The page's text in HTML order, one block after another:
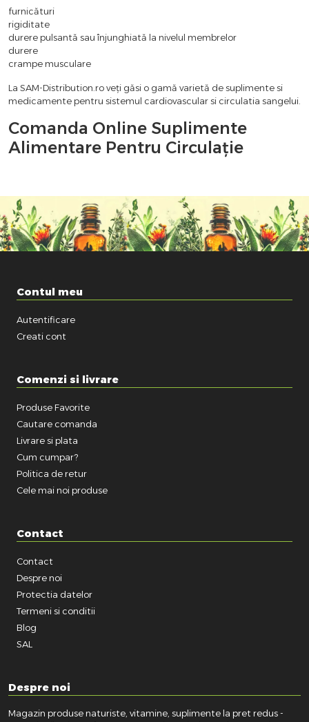
furnicături
rigiditate
durere pulsantă sau înjunghiată la nivelul membrelor
durere
crampe musculare
La SAM-Distribution.ro veți găsi o gamă varietă de suplimente si
medicamente pentru sistemul cardiovascular si circulatia sangelui.
Comanda Online Suplimente
Alimentare Pentru Circulație
Contul meu
Autentificare
Creati cont
Comenzi si livrare
Produse Favorite
Cautare comanda
Livrare si plata
Cum cumpar?
Politica de retur
Cele mai noi produse
Contact
Contact
Despre noi
Protectia datelor
Termeni si conditii
Blog
SAL
Despre noi
Magazin produse naturiste, vitamine, suplimente la pret redus -